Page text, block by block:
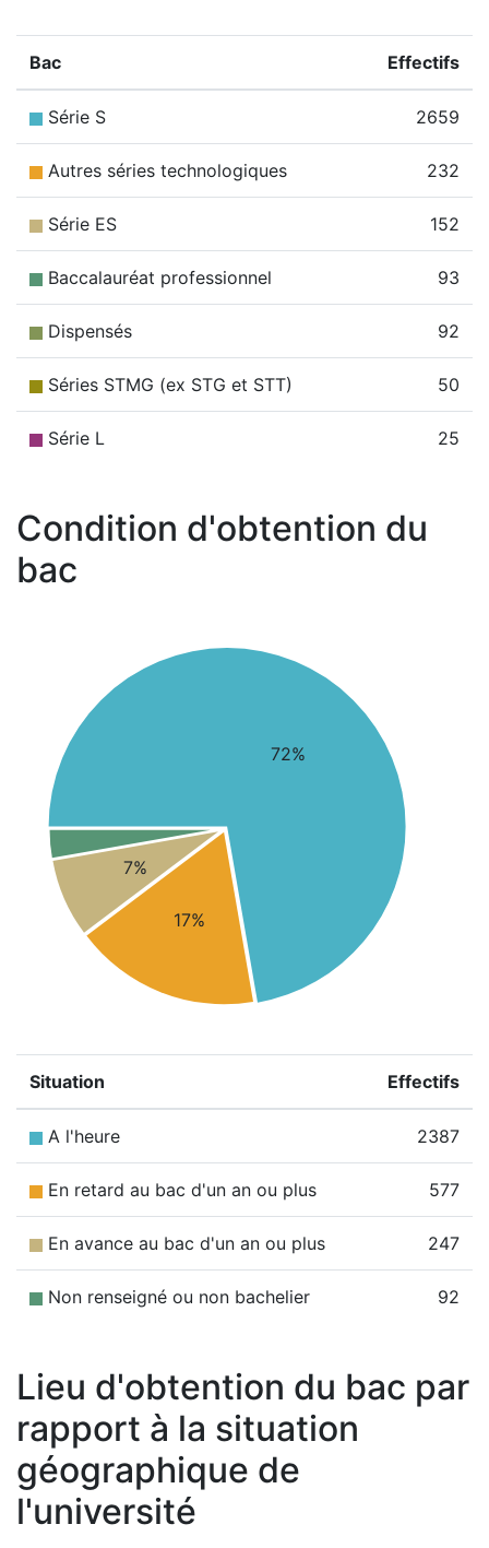
Bac Effectifs
Série S 2659
Autres séries technologiques 232
Série ES 152
Baccalauréat professionnel 93
Dispensés 92
Séries STMG (ex STG et STT) 50
Série L 25
Condition d'obtention du
bac
72%
17%
7%
Situation Effectifs
A l'heure 2387
En retard au bac d'un an ou plus 577
En avance au bac d'un an ou plus 247
Non renseigné ou non bachelier 92
Lieu d'obtention du bac par
rapport à la situation
géographique de
l'université